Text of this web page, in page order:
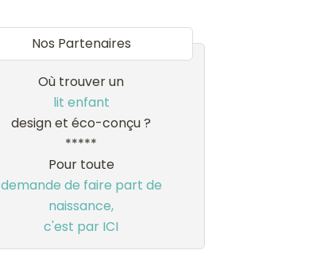
Nos Partenaires
Où trouver un
lit enfant
design et éco-conçu ?
*****
Pour toute
demande de faire part de
naissance,
c'est par ICI